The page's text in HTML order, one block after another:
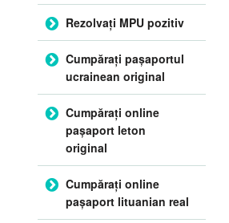
Sari la conținut
Rezolvați MPU pozitiv
Cumpărați pașaportul
ucrainean original
Cumpărați online
pașaport leton
original
Cumpărați online
pașaport lituanian real